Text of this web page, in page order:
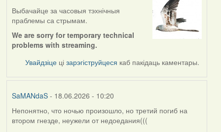
Выбачайце за часовыя тэхнічныя
праблемы са стрымам.
We are sorry for temporary technical
problems with streaming.
Увайдзіце цізарэгіструйцеся каб пакідаць каментары.
SaMANdaS- 18.06.2026 - 10:20
Непонятно, что ночью произошло, но третий погиб на
втором гнезде, неужели от недоедания(((